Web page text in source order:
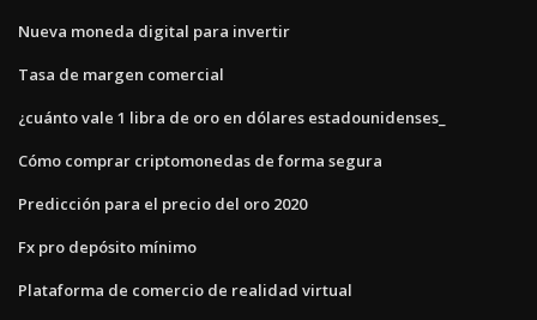
Nueva moneda digital para invertir
Tasa de margen comercial
¿cuánto vale 1 libra de oro en dólares estadounidenses_
Cómo comprar criptomonedas de forma segura
Predicción para el precio del oro 2020
Fx pro depósito mínimo
Plataforma de comercio de realidad virtual